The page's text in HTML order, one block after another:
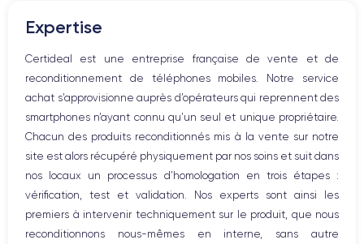
Haut parleur
Bouton Home
Bluetooth
WiFi
Réseau
Vibreur
Prise USB
Expertise
Certideal est une entreprise française de vente et de
reconditionnement de téléphones mobiles. Notre service
achat s’approvisionne auprès d’opérateurs qui reprennent des
smartphones n’ayant connu qu’un seul et unique propriétaire.
Chacun des produits reconditionnés mis à la vente sur notre
site est alors récupéré physiquement par nos soins et suit dans
nos locaux un processus d’homologation en trois étapes :
vérification, test et validation. Nos experts sont ainsi les
premiers à intervenir techniquement sur le produit, que nous
reconditionnons nous-mêmes en interne, sans autre